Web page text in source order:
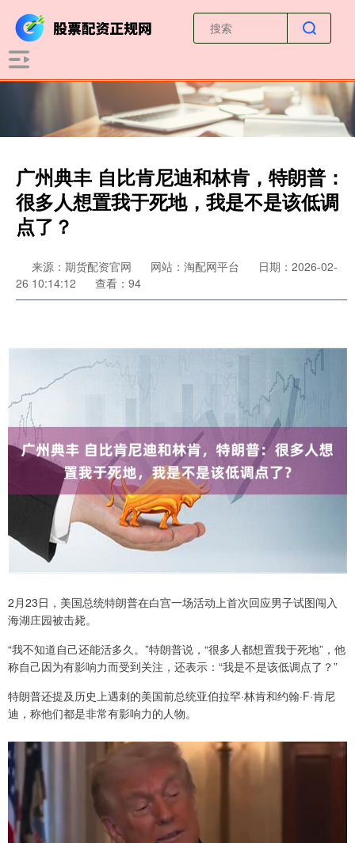
广州典丰 自比肯尼迪和林肯，特朗普：
很多人想置我于死地，我是不是该低调
点了？
来源：期货配资官网 网站：淘配网平台
日期：2026-02-
26 10:14:12
查看：94
2月23日，美国总统特朗普在白宫一场活动上首次回应男子试图闯入
海湖庄园被击毙。
“我不知道自己还能活多久。”特朗普说，“很多人都想置我于死地”，他
称自己因为有影响力而受到关注，还表示：“我是不是该低调点了？”
特朗普还提及历史上遇刺的美国前总统亚伯拉罕·林肯和约翰·F·肯尼
迪，称他们都是非常有影响力的人物。